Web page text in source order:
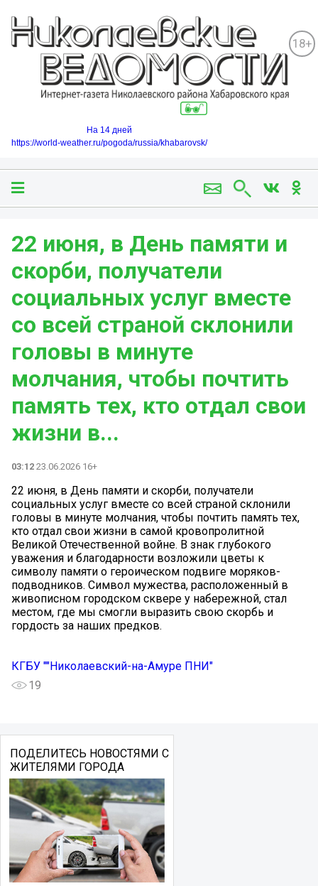
18+
На 14 дней
https://world-weather.ru/pogoda/russia/khabarovsk/
22 июня, в День памяти и
скорби, получатели
социальных услуг вместе
со всей страной склонили
головы в минуте
молчания, чтобы почтить
память тех, кто отдал свои
жизни в...
03:12 23.06.2026 16+
22 июня, в День памяти и скорби, получатели
социальных услуг вместе со всей страной склонили
головы в минуте молчания, чтобы почтить память тех,
кто отдал свои жизни в самой кровопролитной
Великой Отечественной войне. В знак глубокого
уважения и благодарности возложили цветы к
символу памяти о героическом подвиге моряков-
подводников. Символ мужества, расположенный в
живописном городском сквере у набережной, стал
местом, где мы смогли выразить свою скорбь и
гордость за наших предков.
КГБУ ""Николаевский-на-Амуре ПНИ"
19
ПОДЕЛИТЕСЬ НОВОСТЯМИ С
ЖИТЕЛЯМИ ГОРОДА